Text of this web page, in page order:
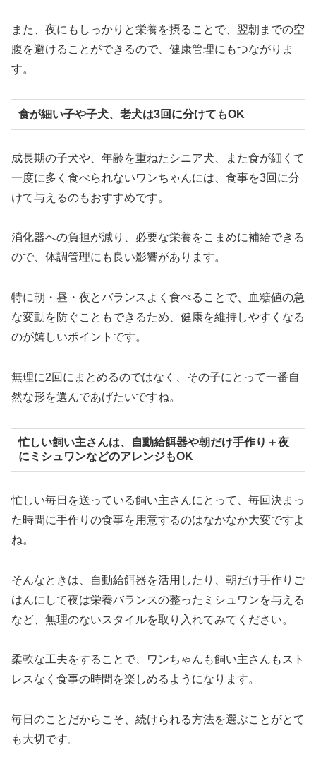
また、夜にもしっかりと栄養を摂ることで、翌朝までの空
腹を避けることができるので、健康管理にもつながりま
す。
食が細い子や子犬、老犬は3回に分けてもOK
成長期の子犬や、年齢を重ねたシニア犬、また食が細くて
一度に多く食べられないワンちゃんには、食事を3回に分
けて与えるのもおすすめです。
消化器への負担が減り、必要な栄養をこまめに補給できる
ので、体調管理にも良い影響があります。
特に朝・昼・夜とバランスよく食べることで、血糖値の急
な変動を防ぐこともできるため、健康を維持しやすくなる
のが嬉しいポイントです。
無理に2回にまとめるのではなく、その子にとって一番自
然な形を選んであげたいですね。
忙しい飼い主さんは、自動給餌器や朝だけ手作り＋夜
にミシュワンなどのアレンジもOK
忙しい毎日を送っている飼い主さんにとって、毎回決まっ
た時間に手作りの食事を用意するのはなかなか大変ですよ
ね。
そんなときは、自動給餌器を活用したり、朝だけ手作りご
はんにして夜は栄養バランスの整ったミシュワンを与える
など、無理のないスタイルを取り入れてみてください。
柔軟な工夫をすることで、ワンちゃんも飼い主さんもスト
レスなく食事の時間を楽しめるようになります。
毎日のことだからこそ、続けられる方法を選ぶことがとて
も大切です。